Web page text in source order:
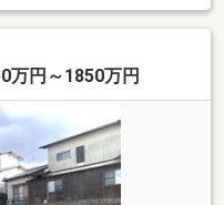
万円～1850万円